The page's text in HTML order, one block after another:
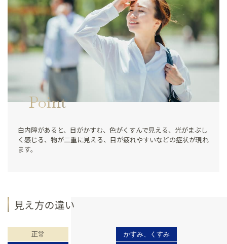
Point
白内障があると、目がかすむ、色がくすんで見える、光がまぶし
く感じる、物が二重に見える、目が疲れやすいなどの症状が現れ
ます。
見え方の違い
正常
かすみ、くすみ